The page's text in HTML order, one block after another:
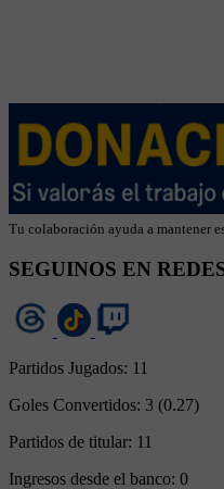
Tu colaboración ayuda a mantener
SEGUINOS EN
Partidos Jugados: 11
Goles Convertidos: 3 (0.27)
Partidos de titular: 11
Ingresos desde el banco: 0